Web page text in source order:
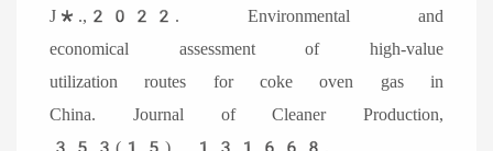
J*.,2022. Environmental and
economical assessment of high-value
utilization routes for coke oven gas in
China. Journal of Cleaner Production,